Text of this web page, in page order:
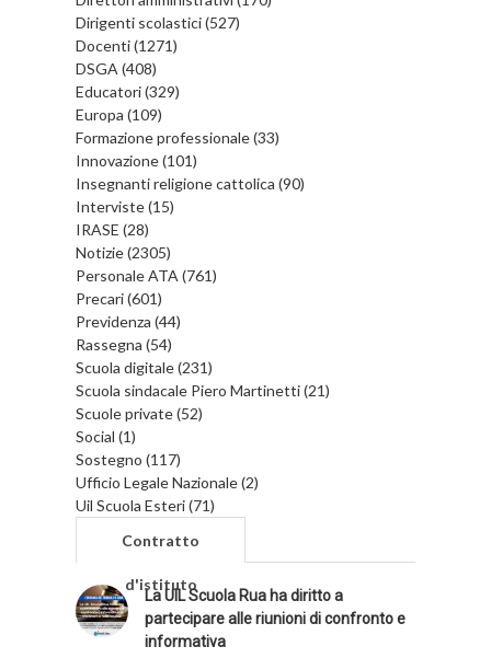
Dirigenti scolastici (527)
Docenti (1271)
DSGA (408)
Educatori (329)
Europa (109)
Formazione professionale (33)
Innovazione (101)
Insegnanti religione cattolica (90)
Interviste (15)
IRASE (28)
Notizie (2305)
Personale ATA (761)
Precari (601)
Previdenza (44)
Rassegna (54)
Scuola digitale (231)
Scuola sindacale Piero Martinetti (21)
Scuole private (52)
Social (1)
Sostegno (117)
Ufficio Legale Nazionale (2)
Uil Scuola Esteri (71)
Contratto
d'istituto
La UIL Scuola Rua ha diritto a
partecipare alle riunioni di confronto e
informativa